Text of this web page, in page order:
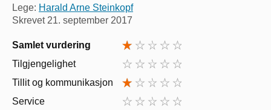
Lege: Harald Arne Steinkopf
Skrevet 21. september 2017
Samlet vurdering
Tilgjengelighet
Tillit og kommunikasjon
Service